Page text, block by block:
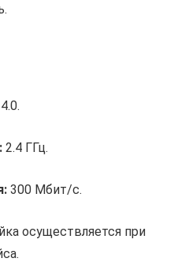
4.0.
2.4 ГГц.
300 Мбит/с.
осуществляется при